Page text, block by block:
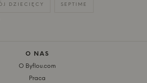
DZIECIĘCY SEPTIME
O NAS
O Byflou.com
Praca